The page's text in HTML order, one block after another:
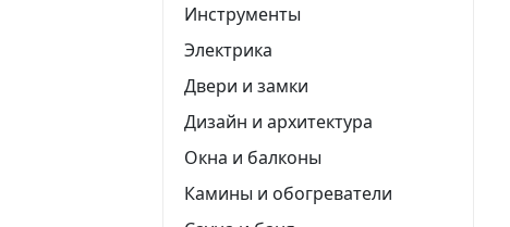
Инструменты
Электрика
Двери и замки
Дизайн и архитектура
Окна и балконы
Камины и обогреватели